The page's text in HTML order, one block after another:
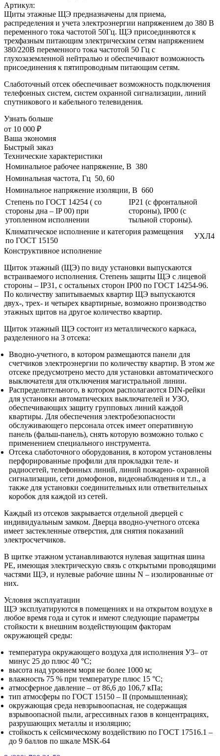
Артикул:
Щиты этажные ЩЭ предназначены для приема,
распределения и учета электроэнергии напряжением до 380 В
переменного тока частотой 50Гц. ЩЭ присоединяются к
трехфазным питающим электрическим сетям напряжением
380/220В переменного тока частотой 50 Гц с
глухозаземленной нейтралью и обеспечивают возможность
присоединения к пятипроводным питающим сетям.
Слаботочный отсек обеспечивает возможность подключения
телефонных систем, систем охранной сигнализации, линий
спутникового и кабельного телевидения.
Узнать больше
от 10 000 ₽
Ваша экономия
Быстрый заказ
Технические характеристики
Номинальное рабочее напряжение, В 380
Номинальная частота, Гц 50, 60
Номинальное напряжение изоляции, В 660
Степень по ГОСТ 14254 ( со
стороны дна – IP 00) при
утопленном исполнении
IP21 (с фронтальной
стороны), IP00 (с
тыльной стороны).
Климатическое исполнение и категория размещения
по ГОСТ 15150
УХЛ4
Конструктивное исполнение
Щиток этажный (ЩЭ) по виду установки выпускаются
встраиваемого исполнения. Степень защиты ЩЭ с лицевой
стороны – IP31, с остальных сторон IP00 по ГОСТ 14254-96.
По количеству запитываемых квартир ЩЭ выпускаются
двух-, трех- и четырех квартирные, возможно производство
этажных щитов на другое количество квартир.
Щиток этажный ЩЭ состоит из металлического каркаса,
разделенного на 3 отсека:
Вводно-учетного, в котором размещаются панели для
счетчиков электроэнергии по количеству квартир. В этом же
отсеке предусмотрено место для установки автоматического
выключателя для отключения магистральной линии.
Распределительного, в котором располагаются DIN-рейки
для установки автоматических выключателей и УЗО,
обеспечивающих защиту групповых линий каждой
квартиры. Для обеспечения электробезопасности
обслуживающего персонала отсек имеет оперативную
панель (фальш-панель), снять которую возможно только с
применением специального инструмента.
Отсека слаботочного оборудования, в котором установлены
перфорированные профили для прокладки теле- и
радиосетей, телефонных линий, линий пожарно- охранной
сигнализации, сети домофонов, видеонаблюдения и т.п., а
также для установки соединительных или ответвительных
коробок для каждой из сетей.
Каждый из отсеков закрывается отдельной дверцей с
индивидуальным замком. Дверца вводно-учетного отсека
имеет застекленные отверстия, для снятия показаний
электросчетчиков.
В щитке этажном устанавливаются нулевая защитная шина
РЕ, имеющая электрическую связь с открытыми проводящими
частями ЩЭ, и нулевые рабочие шины N – изолированные от
них.
Условия эксплуатации
ЩЭ эксплуатируются в помещениях и на открытом воздухе в
любое время года и суток и имеют следующие параметры
стойкости к внешним воздействующим факторам
окружающей среды:
температура окружающего воздуха для исполнения У3– от
минус 25 до плюс 40 °С;
высота над уровнем моря не более 1000 м;
влажность 75 % при температуре плюс 15 °С;
атмосферное давление – от 86,6 до 106,7 кПа;
тип атмосферы по ГОСТ 15150 – II (промышленная);
окружающая среда невзрывоопасная, не содержащая
взрывоопасной пыли, агрессивных газов в концентрациях,
разрушающих металлы и изоляцию;
стойкость к сейсмическому воздействию по ГОСТ 17516.1 –
до 9 баллов по шкале MSK-64